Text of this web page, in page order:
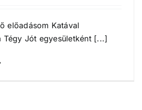
előadásom Katával
Tégy Jót egyesületként [...]